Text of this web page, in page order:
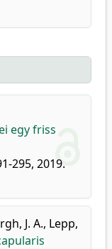
egy friss
295, 2019.
J. A., Lepp,